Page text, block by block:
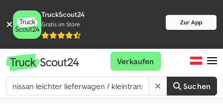
TruckScout24
Gratis im Store Zur App
Suchen
Verkaufen